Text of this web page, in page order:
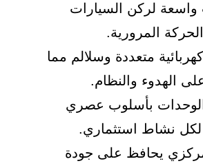
لركن السيارات
المرورية.
متعددة وسلالم مما
الهدوء والنظام.
بأسلوب عصري
نشاط استثماري.
يحافظ على جودة